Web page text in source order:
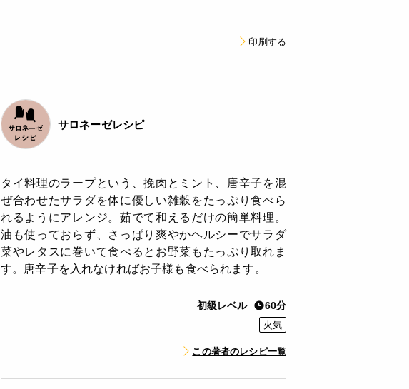
印刷する
サロネーゼレシピ
タイ料理のラープという、挽肉とミント、唐辛子を混
ぜ合わせたサラダを体に優しい雑穀をたっぷり食べら
れるようにアレンジ。茹でて和えるだけの簡単料理。
油も使っておらず、さっぱり爽やかヘルシーでサラダ
菜やレタスに巻いて食べるとお野菜もたっぷり取れま
す。唐辛子を入れなければお子様も食べられます。
初級レベル 60分
火気
この著者のレシピ一覧